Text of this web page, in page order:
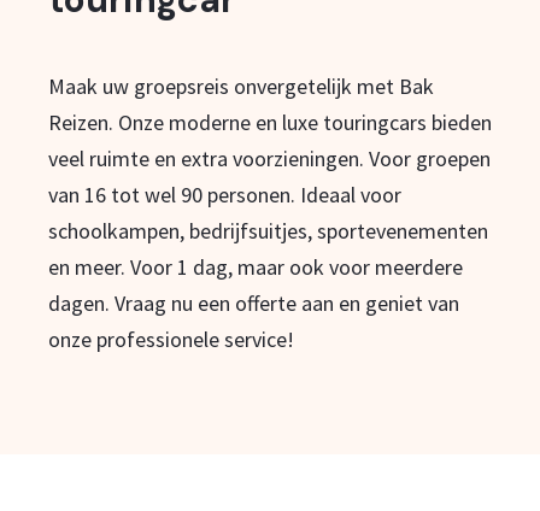
Maak uw groepsreis onvergetelijk met Bak
Reizen. Onze moderne en luxe touringcars bieden
veel ruimte en extra voorzieningen. Voor groepen
van 16 tot wel 90 personen. Ideaal voor
schoolkampen, bedrijfsuitjes, sportevenementen
en meer. Voor 1 dag, maar ook voor meerdere
dagen. Vraag nu een offerte aan en geniet van
onze professionele service!